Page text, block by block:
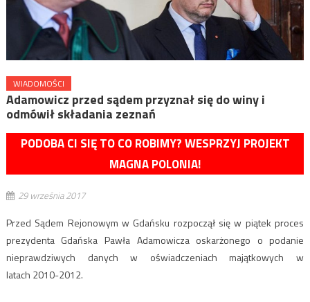
WIADOMOŚCI
Adamowicz przed sądem przyznał się do winy i
odmówił składania zeznań
PODOBA CI SIĘ TO CO ROBIMY? WESPRZYJ PROJEKT
MAGNA POLONIA!
29 września 2017
Przed Sądem Rejonowym w Gdańsku rozpoczął się w piątek proces
prezydenta Gdańska Pawła Adamowicza oskarżonego o podanie
nieprawdziwych danych w oświadczeniach majątkowych w
latach 2010-2012.